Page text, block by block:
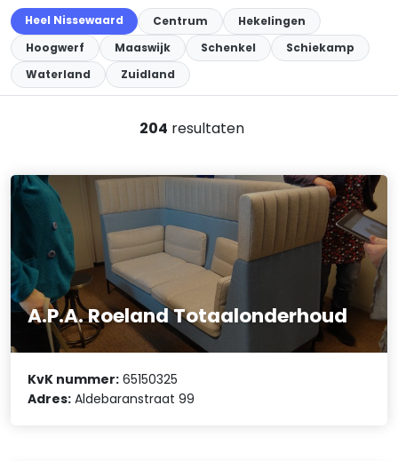
Heel Nissewaard Centrum
Hekelingen
Hoogwerf
Maaswijk Schenkel
Schiekamp
Waterland
Zuidland
204 resultaten
A.P.A. Roeland Totaalonderhoud
KvK nummer: 65150325
Adres: Aldebaranstraat 99